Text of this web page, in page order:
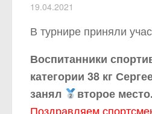
19.04.2021
В турнире приняли
Воспитанники
категории 38 кг
занял
второе место.
Поздравляем